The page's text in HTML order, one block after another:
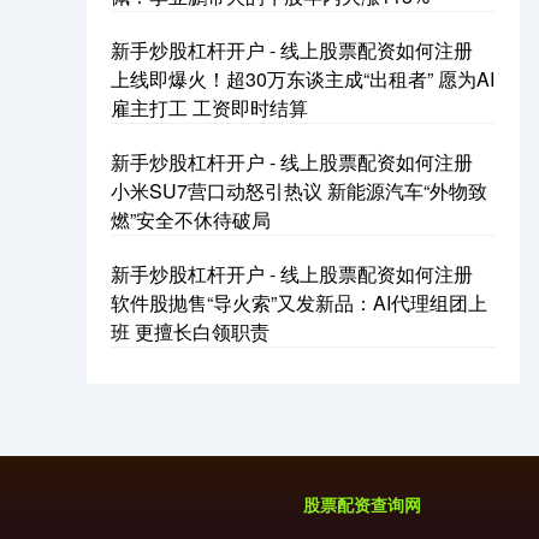
国债指数 229.69
新手炒股杠杆开户 - 线上股票配资如何注册
上线即爆火！超30万东谈主成“出租者” 愿为AI
雇主打工 工资即时结算
新手炒股杠杆开户 - 线上股票配资如何注册
小米SU7营口动怒引热议 新能源汽车“外物致
燃”安全不休待破局
新手炒股杠杆开户 - 线上股票配资如何注册
软件股抛售“导火索”又发新品：AI代理组团上
班 更擅长白领职责
股票配资查询网